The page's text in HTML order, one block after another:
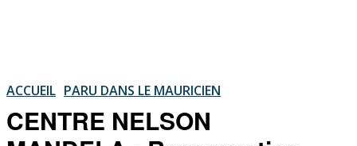
ACCUEIL PARU DANS LE MAURICIEN
CENTRE NELSON